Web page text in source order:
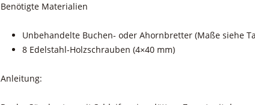
Benötigte Materialien
Unbehandelte Buchen- oder Ahornbretter (Maße siehe
8 Edelstahl-Holzschrauben (4×40 mm)
Anleitung: